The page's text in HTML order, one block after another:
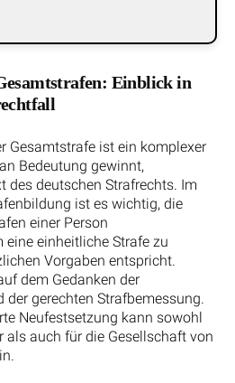
Einblick in
Gesamtstrafe ist ein komplexer
Bedeutung gewinnt,
des deutschen Strafrechts. Im
ist es wichtig, die
einer Person
einheitliche Strafe zu
Vorgaben entspricht.
dem Gedanken der
gerechten Strafbemessung.
Neufestsetzung kann sowohl
als auch für die Gesellschaft von